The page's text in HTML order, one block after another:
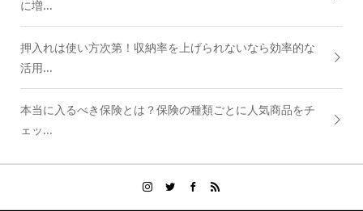
に増...
押入れは使い方次第！収納率を上げられないなら効率的な
活用...
本当に入るべき保険とは？保険の種類ごとに人気商品をチ
ェッ...